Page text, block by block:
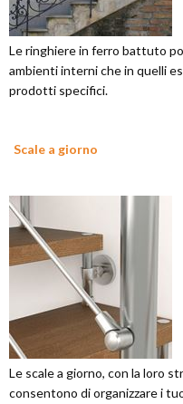
Le ringhiere in ferro battuto
ambienti interni che in quelli
prodotti specifici.
Scale a giorno
Le scale a giorno, con la loro
consentono di organizzare i